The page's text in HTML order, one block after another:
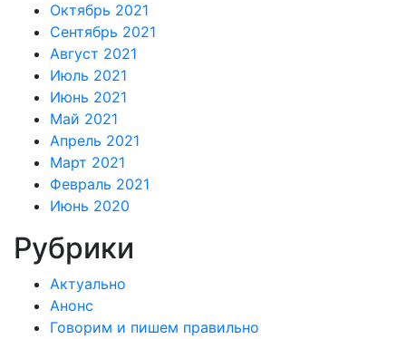
Октябрь 2021
Сентябрь 2021
Август 2021
Июль 2021
Июнь 2021
Май 2021
Апрель 2021
Март 2021
Февраль 2021
Июнь 2020
Рубрики
Актуально
Анонс
Говорим и пишем правильно